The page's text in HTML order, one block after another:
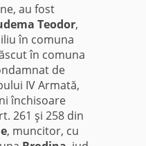
au fost
Teodor,
în comuna
în comuna
de
IV Armată,
închisoare
261 şi 258 din
, muncitor, cu